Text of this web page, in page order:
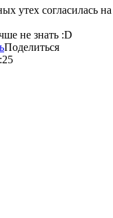
утех согласилась
не знать :D
Поделиться